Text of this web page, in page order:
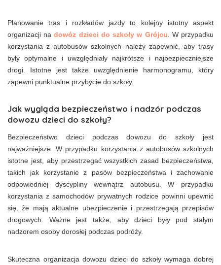
Planowanie tras i rozkładów jazdy to kolejny istotny aspekt
organizacji nadowóz dzieci do szkoły w Grójcu. W przypadku
korzystania z autobusów szkolnych należy zapewnić, aby trasy
były optymalne i uwzględniały najkrótsze i najbezpieczniejsze
drogi. Istotne jest także uwzględnienie harmonogramu, który
zapewni punktualne przybycie do szkoły.
Jak wygląda bezpieczeństwo i nadzór podczas
dowozu dzieci do szkoły?
Bezpieczeństwo dzieci podczas dowozu do szkoły jest
najważniejsze. W przypadku korzystania z autobusów szkolnych
istotne jest, aby przestrzegać wszystkich zasad bezpieczeństwa,
takich jak korzystanie z pasów bezpieczeństwa i zachowanie
odpowiedniej dyscypliny wewnątrz autobusu. W przypadku
korzystania z samochodów prywatnych rodzice powinni upewnić
się, że mają aktualne ubezpieczenie i przestrzegają przepisów
drogowych. Ważne jest także, aby dzieci były pod stałym
nadzorem osoby dorosłej podczas podróży.
Skuteczna organizacja dowozu dzieci do szkoły wymaga dobrej